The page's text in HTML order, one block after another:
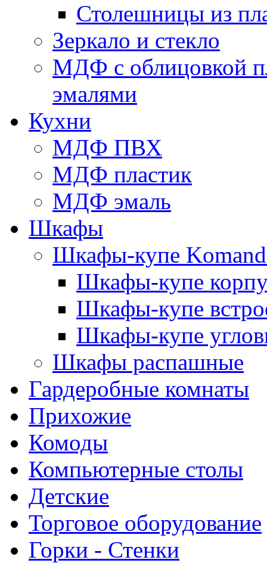
Столешницы из
Зеркало и стекло
МДФ с облицовкой
эмалями
Кухни
МДФ ПВХ
МДФ пластик
МДФ эмаль
Шкафы
Шкафы-купе
Шкафы-купе
Шкафы-купе
Шкафы-купе
Шкафы распашные
Гардеробные комнаты
Прихожие
Комоды
Компьютерные столы
Детские
Торговое оборудование
Горки - Стенки